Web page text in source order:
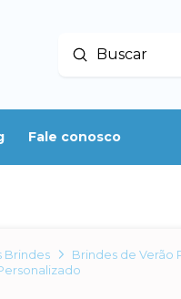
Buscar
Enviar
Fale conosco
Brindes
Brindes de Verão